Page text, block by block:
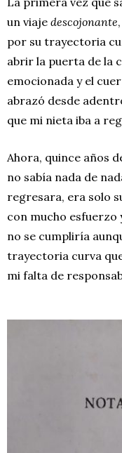
un viaje descojonante
por su trayectoria
abrir la puerta de la
emocionada y el
abrazó desde
que mi nieta iba a
Ahora, quince años
no sabía nada de
regresara, era solo
con mucho esfuerzo
no se cumpliría
trayectoria curva
mi falta de